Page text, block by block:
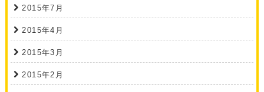
2015年7月
2015年4月
2015年3月
2015年2月